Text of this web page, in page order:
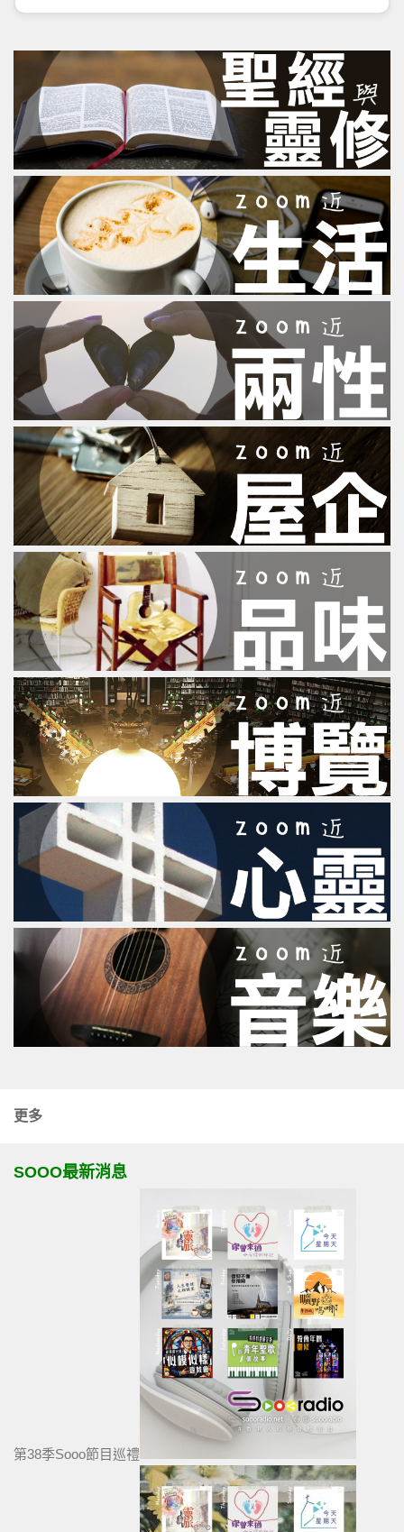
更多
SOOO最新消息
第38季Sooo節目巡禮